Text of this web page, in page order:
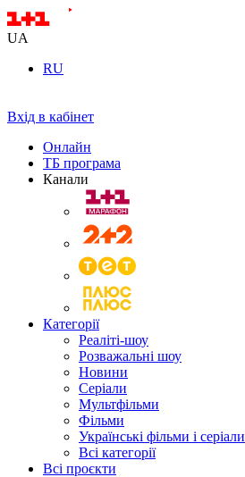
UA
RU
Вхід в кабінет
Онлайн
ТБ програма
Канали
Категорії
Реаліті-шоу
Розважальні шоу
Новини
Серіали
Мультфільми
Фільми
Українські фільми і серіали
Всі категорії
Всі проєкти